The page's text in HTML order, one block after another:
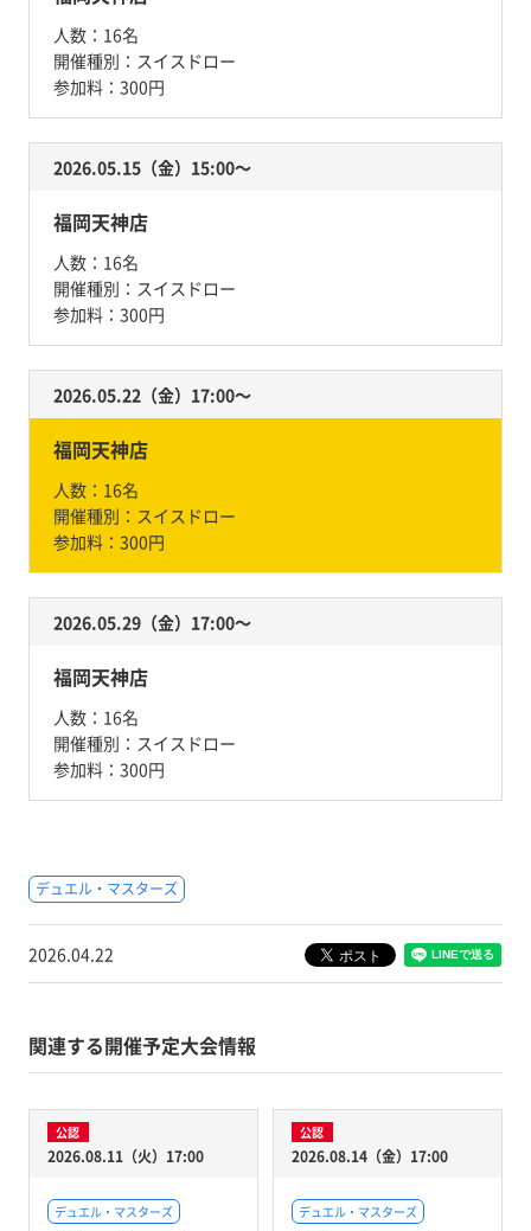
人数： 16名
開催種別： スイスドロー
参加料： 300円
2026.05.15（金）15:00〜
福岡天神店
人数： 16名
開催種別： スイスドロー
参加料： 300円
2026.05.22（金）17:00〜
福岡天神店
人数： 16名
開催種別： スイスドロー
参加料： 300円
2026.05.29（金）17:00〜
福岡天神店
人数： 16名
開催種別： スイスドロー
参加料： 300円
デュエル・マスターズ
2026.04.22
関連する開催予定大会情報
公認
2026.08.11（火）17:00
デュエル・マスターズ
公認
2026.08.14（金）17:00
デュエル・マスターズ